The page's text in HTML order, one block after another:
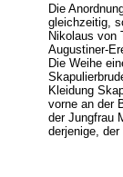
Die
gleichzeitig,
Nikolaus von
Augustiner-
Die Weihe
Kleidung
vorne an der
der Jungfrau
derjenige,